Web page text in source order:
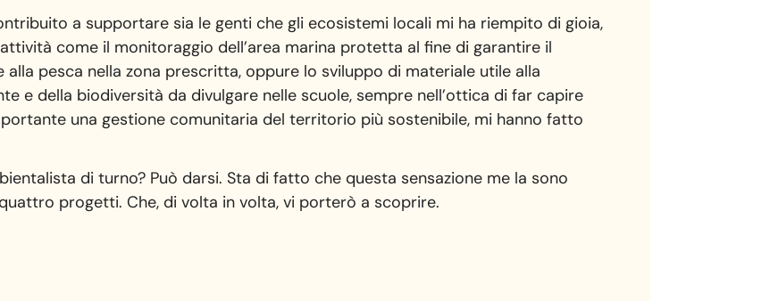
a supportare sia le genti che gli ecosistemi locali mi ha riempito di gioia,
come il monitoraggio dell’area marina protetta al fine di garantire il
pesca nella zona prescritta, oppure lo sviluppo di materiale utile alla
e della biodiversità da divulgare nelle scuole, sempre nell’ottica di far capire
una gestione comunitaria del territorio più sostenibile, mi hanno fatto
di turno? Può darsi. Sta di fatto che questa sensazione me la sono
progetti. Che, di volta in volta, vi porterò a scoprire.